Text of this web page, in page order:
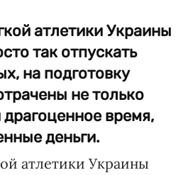
атлетики Украины
так отпускать
на подготовку
не только
время,
деньги.
атлетики Украины